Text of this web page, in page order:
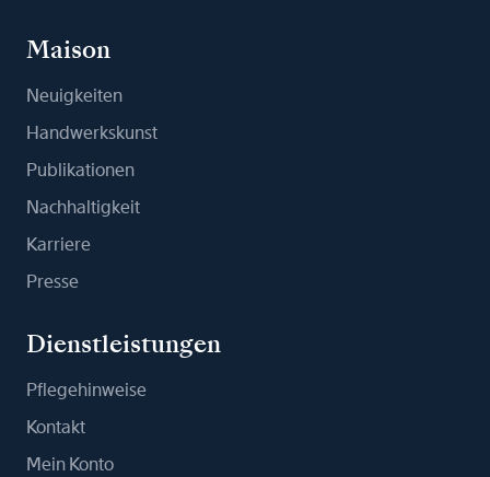
Maison
Neuigkeiten
Handwerkskunst
Publikationen
Nachhaltigkeit
Karriere
Presse
Dienstleistungen
Pflegehinweise
Kontakt
Mein Konto